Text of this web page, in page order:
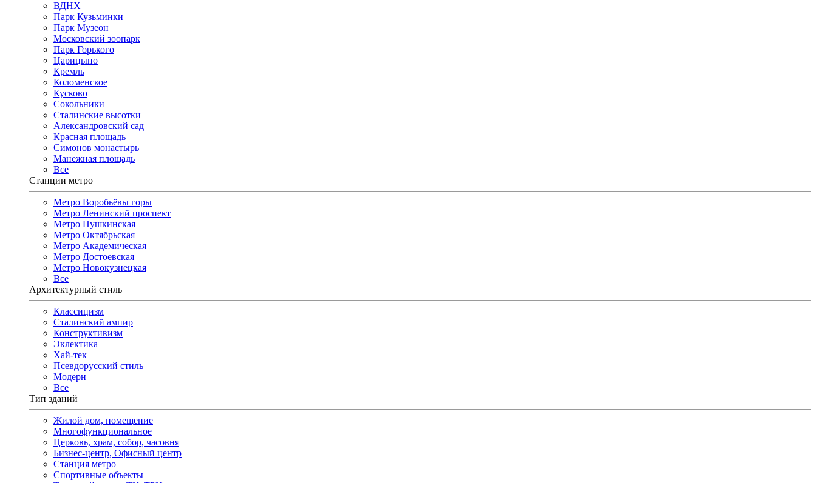
ВДНХ
Парк Кузьминки
Парк Музеон
Московский зоопарк
Парк Горького
Царицыно
Кремль
Коломенское
Кусково
Сокольники
Сталинские высотки
Александровский сад
Красная площадь
Симонов монастырь
Манежная площадь
Все
Станции метро
Метро Воробьёвы горы
Метро Ленинский проспект
Метро Пушкинская
Метро Октябрьская
Метро Академическая
Метро Достоевская
Метро Новокузнецкая
Все
Архитектурный стиль
Классицизм
Сталинский ампир
Конструктивизм
Эклектика
Хай-тек
Псевдорусский стиль
Модерн
Все
Тип зданий
Жилой дом, помещение
Многофункциональное
Церковь, храм, собор, часовня
Бизнес-центр, Офисный центр
Станция метро
Спортивные объекты